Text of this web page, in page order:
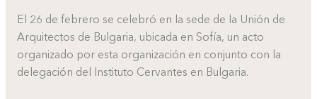
El 26 de febrero se celebró en la sede de la Unión de
Arquitectos de Bulgaria, ubicada en Sofía, un acto
organizado por esta organización en conjunto con la
delegación del Instituto Cervantes en Bulgaria.